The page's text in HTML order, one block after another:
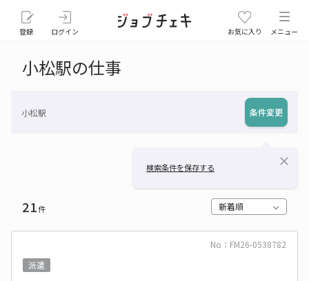
登録 ログイン お気に入り メニュー
小松駅の仕事
小松駅 条件変更
検索条件を保存する close
21件 新着順
No：FM26-0538782
派遣